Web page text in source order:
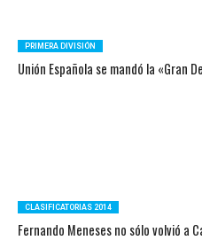
PRIMERA DIVISIÓN
Unión Española se mandó la «Gran
CLASIFICATORIAS 2014
Fernando Meneses no sólo volvió a